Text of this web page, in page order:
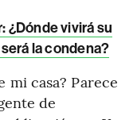
¿Dónde vivirá su
la condena?
mi casa? Parece
de